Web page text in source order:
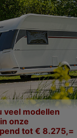
veel modellen
onze
tot € 8.275,=